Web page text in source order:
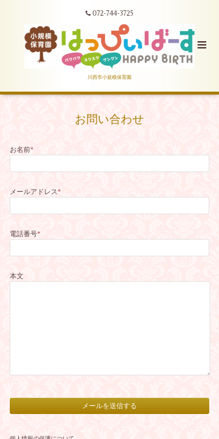
072-744-3725
川西市小規模保育園
お問い合わせ
お名前*
メールアドレス*
電話番号*
本文